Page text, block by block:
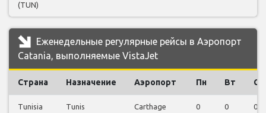
(TUN)
Еженедельные регулярные рейсы в Аэропорт
Catania, выполняемые VistaJet
Страна Назначение Аэропорт Пн Вт Ср
Tunisia Tunis
Carthage
0 0 0